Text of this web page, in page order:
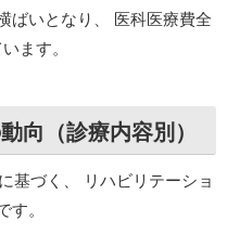
ばいとなり、 医科医療費全
ます。
向（診療内容別）
基づく、 リハビリテーショ
。